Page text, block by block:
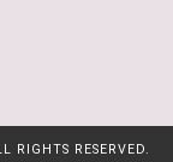
RIGHTS RESERVED.